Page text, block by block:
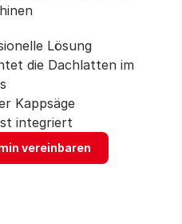
Lösung
die Dachlatten im
Kappsäge
integriert
vereinbaren